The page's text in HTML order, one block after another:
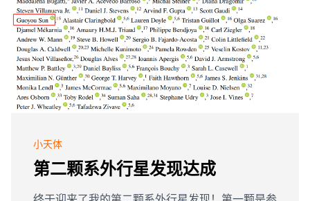
小天体
第二颗系外行星发现达成